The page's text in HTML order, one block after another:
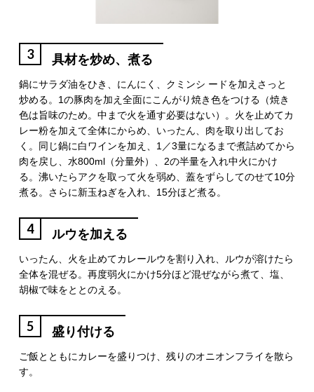
3 具材を炒め、煮る
鍋にサラダ油をひき、にんにく、クミンシ ードを加えさっと
炒める。1の豚肉を加え全面にこんがり焼き色をつける（焼き
色は旨味のため。中まで火を通す必要はない）。火を止めてカ
レー粉を加えて全体にからめ、いったん、肉を取り出してお
く。同じ鍋に白ワインを加え、1／3量になるまで煮詰めてから
肉を戻し、水800ml（分量外）、2の半量を入れ中火にかけ
る。沸いたらアクを取って火を弱め、蓋をずらしてのせて10分
煮る。さらに新玉ねぎを入れ、15分ほど煮る。
4 ルウを加える
いったん、火を止めてカレールウを割り入れ、ルウが溶けたら
全体を混ぜる。再度弱火にかけ5分ほど混ぜながら煮て、塩、
胡椒で味をととのえる。
5 盛り付ける
ご飯とともにカレーを盛りつけ、残りのオニオンフライを散ら
す。